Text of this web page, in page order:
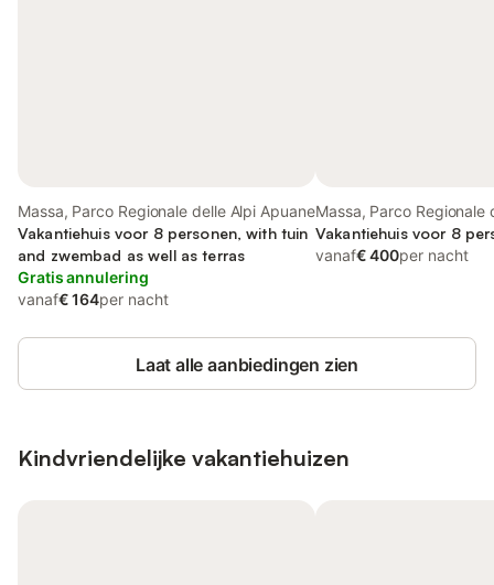
Massa, Parco Regionale delle Alpi Apuane
Vakantiehuis voor 8 personen, with tuin
and zwembad as well as terras
Gratis annulering
vanaf€ 164per nacht
Massa, Parco Regionale
Apuane
Vakantiehuis voor 8
vanaf€ 400per nacht
Laat alle aanbiedingen zien
Kindvriendelijke vakantiehuizen